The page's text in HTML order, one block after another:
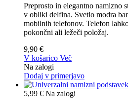
Preprosto in elegantno namizno
v obliki delfina. Svetlo modra
mobilnih telefonov. Telefon
pokončni ali ležeči položaj.
9,90 €
V košarico Več
Na zalogi
Dodaj v primerjavo
5,99 € Na zalogi